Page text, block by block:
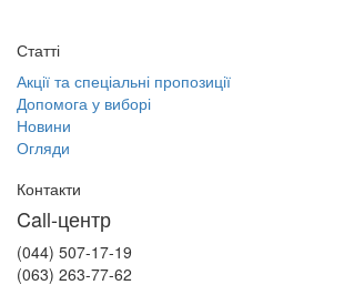
Статті
Акції та спеціальні пропозиції
Допомога у виборі
Новини
Огляди
Контакти
Call-центр
(044) 507-17-19
(063) 263-77-62